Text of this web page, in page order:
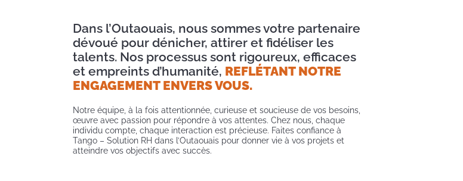
Dans l’Outaouais, nous sommes votre partenaire
dévoué pour dénicher, attirer et fidéliser les
talents. Nos processus sont rigoureux, efficaces
et empreints d’humanité, REFLÉTANT NOTRE
ENGAGEMENT ENVERS VOUS.
Notre équipe, à la fois attentionnée, curieuse et soucieuse de vos besoins,
œuvre avec passion pour répondre à vos attentes. Chez nous, chaque
individu compte, chaque interaction est précieuse. Faites confiance à
Tango – Solution RH dans l’Outaouais pour donner vie à vos projets et
atteindre vos objectifs avec succès.